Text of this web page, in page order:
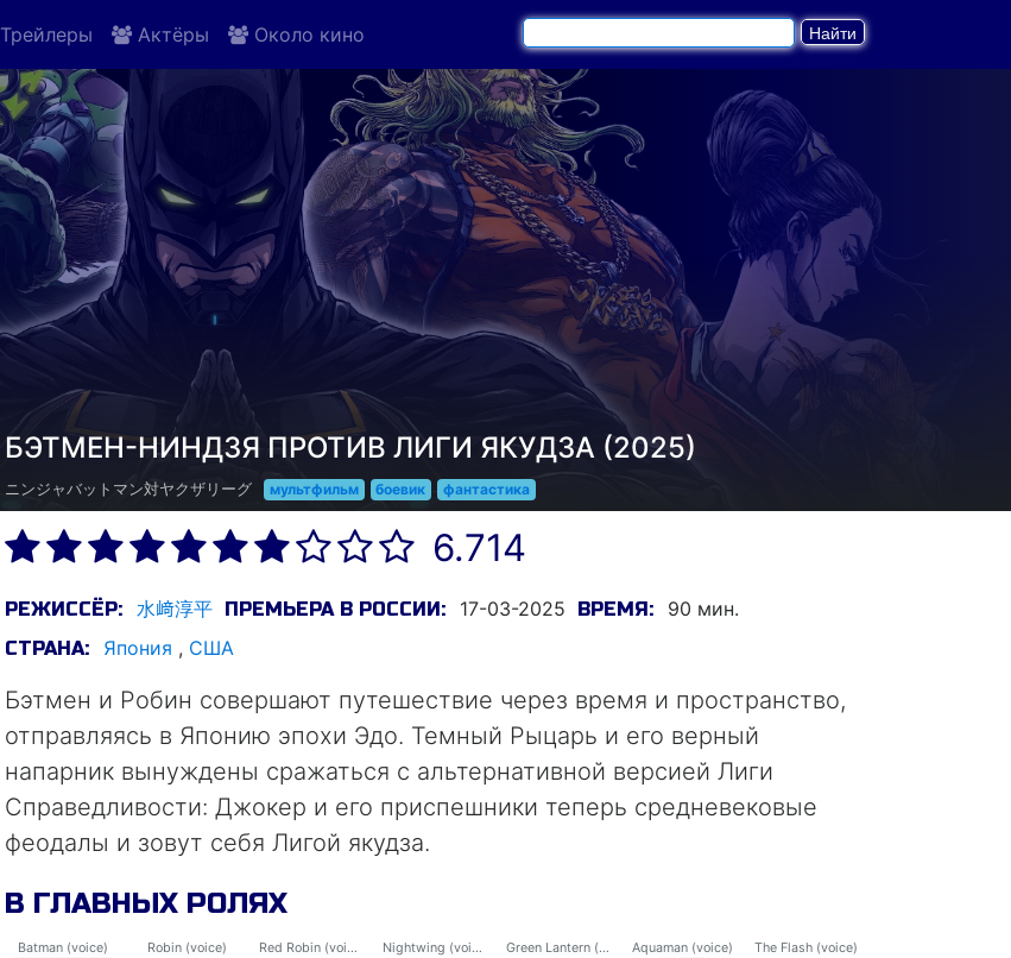
Трейлеры Актёры Около кино
БЭТМЕН-НИНДЗЯ ПРОТИВ ЛИГИ ЯКУДЗА (2025)
ニンジャバットマン対ヤクザリーグ мультфильм боевик фантастика
6.714
РЕЖИССЁР: 水﨑淳平 ПРЕМЬЕРА В РОССИИ: 17-03-2025 ВРЕМЯ: 90 мин.
СТРАНА: Япония , США
Бэтмен и Робин совершают путешествие через время и пространство,
отправляясь в Японию эпохи Эдо. Темный Рыцарь и его верный
напарник вынуждены сражаться с альтернативной версией Лиги
Справедливости: Джокер и его приспешники теперь средневековые
феодалы и зовут себя Лигой якудза.
В ГЛАВНЫХ РОЛЯХ
Batman (voice) Robin (voice) Red Robin (voice) Nightwing (voice) Green Lantern (voice) Aquaman (voice) The Flash (voice)